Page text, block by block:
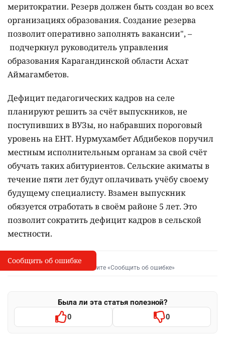
меритократии. Резерв должен быть создан во всех
организациях образования. Создание резерва
позволит оперативно заполнять вакансии", –
подчеркнул руководитель управления
образования Карагандинской области Асхат
Аймагамбетов.
Дефицит педагогических кадров на селе
планируют решить за счёт выпускников, не
поступивших в ВУЗы, но набравших пороговый
уровень на ЕНТ. Нурмухамбет Абдибеков поручил
местным исполнительным органам за свой счёт
обучать таких абитуриентов. Сельские акиматы в
течение пяти лет будут оплачивать учёбу своему
будущему специалисту. Взамен выпускник
обязуется отработать в своём районе 5 лет. Это
позволит сократить дефицит кадров в сельской
местности.
I
Сообщить об опечатке
Выделите фрагмент и нажмите «Сообщить об ошибке»
Была ли эта статья полезной?
0 0
Сообщить об ошибке